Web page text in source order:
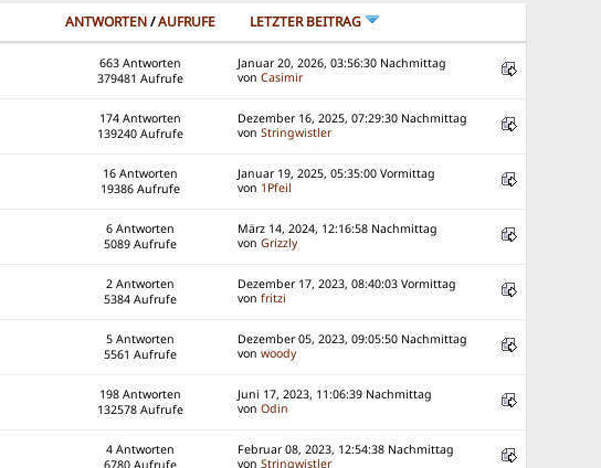
ANTWORTEN/AUFRUFE LETZTER BEITRAG
663 Antworten
379481 Aufrufe
Januar 20, 2026, 03:56:30 Nachmittag
vonCasimir
174 Antworten
139240 Aufrufe
Dezember 16, 2025, 07:29:30 Nachmittag
vonStringwistler
16 Antworten
19386 Aufrufe
Januar 19, 2025, 05:35:00 Vormittag
von 1Pfeil
6 Antworten
5089 Aufrufe
März 14, 2024, 12:16:58 Nachmittag
vonGrizzly
2 Antworten
5384 Aufrufe
Dezember 17, 2023, 08:40:03 Vormittag
vonfritzi
5 Antworten
5561 Aufrufe
Dezember 05, 2023, 09:05:50 Nachmittag
vonwoody
198 Antworten
132578 Aufrufe
Juni 17, 2023, 11:06:39 Nachmittag
vonOdin
4 Antworten
Februar 08, 2023, 12:54:38 Nachmittag
vonStringwistler